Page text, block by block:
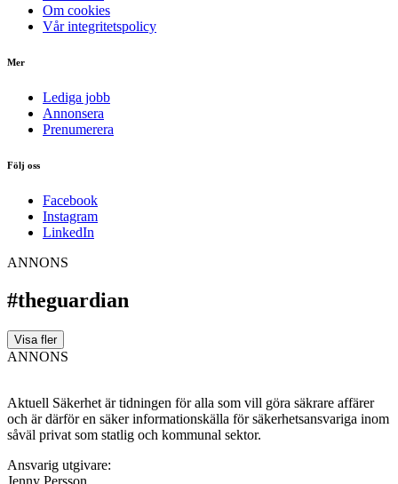
Om cookies
Vår integritetspolicy
Mer
Lediga jobb
Annonsera
Prenumerera
Följ oss
Facebook
Instagram
LinkedIn
ANNONS
#theguardian
Visa fler
ANNONS
Aktuell Säkerhet är tidningen för alla som vill göra säkrare affärer
och är därför en säker informationskälla för säkerhets­ansvariga inom
såväl privat som statlig och kommunal sektor.
Ansvarig utgivare:
Jenny Persson